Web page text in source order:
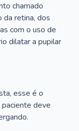
chamado
da retina, dos
com o uso de
dilatar a pupilar
esse é o
deve